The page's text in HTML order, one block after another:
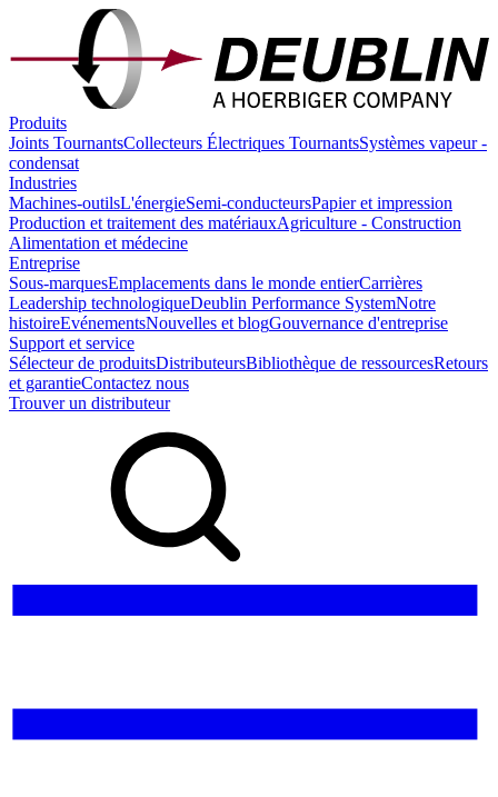
Produits
Joints TournantsCollecteurs Électriques TournantsSystèmes vapeur -
condensat
Industries
Machines-outilsL'énergieSemi-conducteursPapier et impression
Production et traitement des matériauxAgriculture - Construction
Alimentation et médecine
Entreprise
Sous-marquesEmplacements dans le monde entierCarrières
Leadership technologiqueDeublin Performance SystemNotre
histoireEvénementsNouvelles et blogGouvernance d'entreprise
Support et service
Sélecteur de produitsDistributeursBibliothèque de ressourcesRetours
et garantieContactez nous
Trouver un distributeur